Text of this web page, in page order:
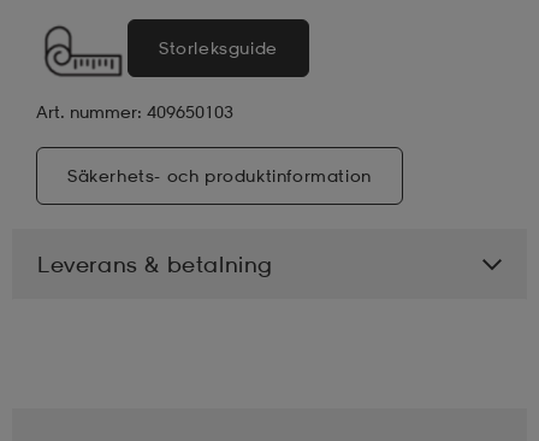
Storleksguide
Art. nummer: 409650103
Säkerhets- och produktinformation
Leverans & betalning